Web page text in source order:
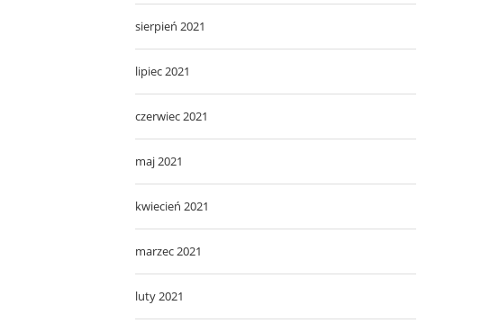
sierpień 2021
lipiec 2021
czerwiec 2021
maj 2021
kwiecień 2021
marzec 2021
luty 2021